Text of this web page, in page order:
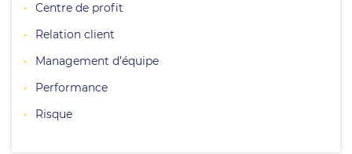
Centre de profit
Relation client
Management d’équipe
Performance
Risque